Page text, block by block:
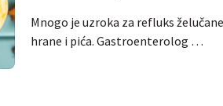
Mnogo je uzroka za refluks
hrane i pića. Gastroenterolog …